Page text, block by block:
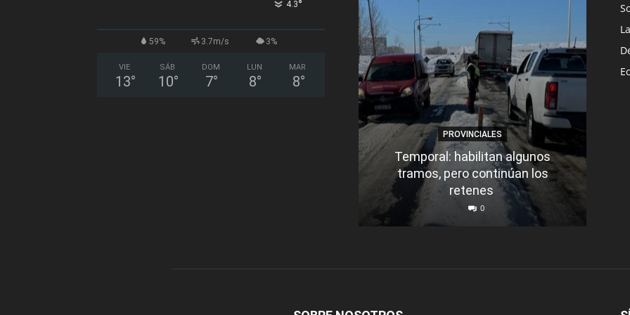
4.3°
59% 3.7m/s 3%
VIE
13°
SÁB
10°
DOM
7°
LUN
8°
MAR
8°
PROVINCIALES
Temporal: habilitan algunos
tramos, pero continúan los
retenes
0